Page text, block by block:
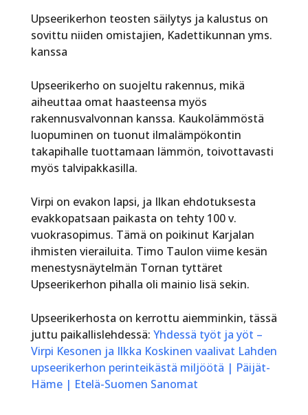
Upseerikerhon teosten säilytys ja kalustus on
sovittu niiden omistajien, Kadettikunnan yms.
kanssa
Upseerikerho on suojeltu rakennus, mikä
aiheuttaa omat haasteensa myös
rakennusvalvonnan kanssa. Kaukolämmöstä
luopuminen on tuonut ilmalämpökontin
takapihalle tuottamaan lämmön, toivottavasti
myös talvipakkasilla.
Virpi on evakon lapsi, ja Ilkan ehdotuksesta
evakkopatsaan paikasta on tehty 100 v.
vuokrasopimus. Tämä on poikinut Karjalan
ihmisten vierailuita. Timo Taulon viime kesän
menestysnäytelmän Tornan tyttäret
Upseerikerhon pihalla oli mainio lisä sekin.
Upseerikerhosta on kerrottu aiemminkin, tässä
juttu paikallislehdessä: Yhdessä työt ja yöt –
Virpi Kesonen ja Ilkka Koskinen vaalivat Lahden
upseerikerhon perinteikästä miljöötä | Päijät-
Häme | Etelä-Suomen Sanomat